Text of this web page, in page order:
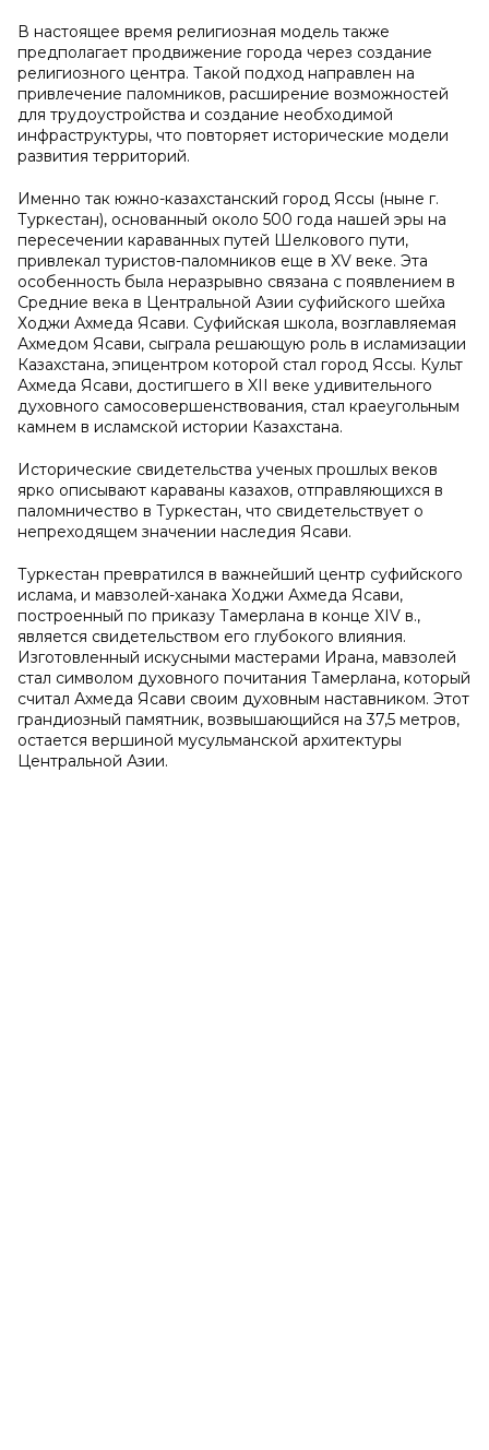
В настоящее время религиозная модель также
предполагает продвижение города через создание
религиозного центра. Такой подход направлен на
привлечение паломников, расширение возможностей
для трудоустройства и создание необходимой
инфраструктуры, что повторяет исторические модели
развития территорий.
Именно так южно-казахстанский город Яссы (ныне г.
Туркестан), основанный около 500 года нашей эры на
пересечении караванных путей Шелкового пути,
привлекал туристов-паломников еще в XV веке. Эта
особенность была неразрывно связана с появлением в
Средние века в Центральной Азии суфийского шейха
Ходжи Ахмеда Ясави. Суфийская школа, возглавляемая
Ахмедом Ясави, сыграла решающую роль в исламизации
Казахстана, эпицентром которой стал город Яссы. Культ
Ахмеда Ясави, достигшего в XII веке удивительного
духовного самосовершенствования, стал краеугольным
камнем в исламской истории Казахстана.
Исторические свидетельства ученых прошлых веков
ярко описывают караваны казахов, отправляющихся в
паломничество в Туркестан, что свидетельствует о
непреходящем значении наследия Ясави.
Туркестан превратился в важнейший центр суфийского
ислама, и мавзолей-ханака Ходжи Ахмеда Ясави,
построенный по приказу Тамерлана в конце XIV в.,
является свидетельством его глубокого влияния.
Изготовленный искусными мастерами Ирана, мавзолей
стал символом духовного почитания Тамерлана, который
считал Ахмеда Ясави своим духовным наставником. Этот
грандиозный памятник, возвышающийся на 37,5 метров,
остается вершиной мусульманской архитектуры
Центральной Азии.